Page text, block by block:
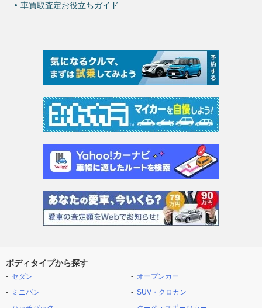
車買取査定お役立ちガイド
ボディタイプから探す
セダン
ミニバン
オープンカー
SUV・クロカン